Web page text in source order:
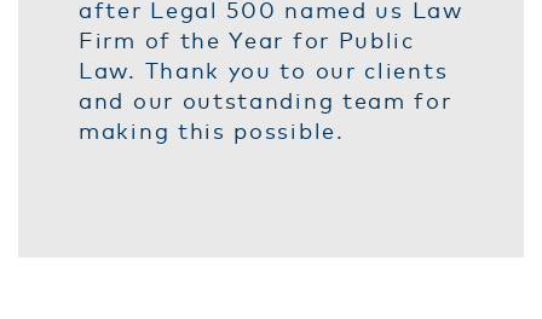
after Legal 500 named us Law
Firm of the Year for Public
Law. Thank you to our clients
and our outstanding team for
making this possible.